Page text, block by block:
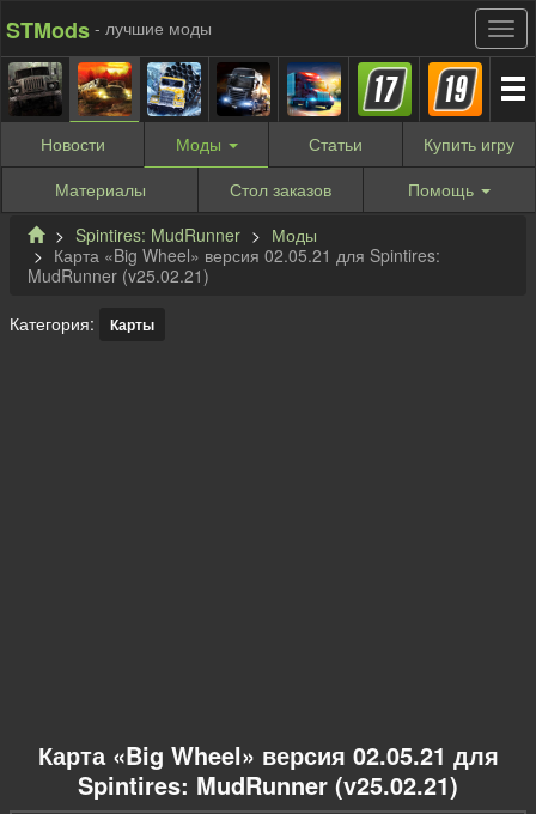
STMods - лучшие моды
Новости Моды Статьи Купить игру
Материалы
Стол заказов
Помощь
Spintires: MudRunner
Моды
Карта «Big Wheel» версия 02.05.21 для Spintires:
MudRunner (v25.02.21)
Категория: Карты
Карта «Big Wheel» версия 02.05.21 для
Spintires: MudRunner (v25.02.21)